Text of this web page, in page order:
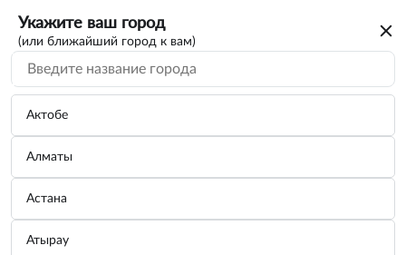
Укажите ваш город
(или ближайший город к вам)
Актобе
Алматы
Астана
Атырау